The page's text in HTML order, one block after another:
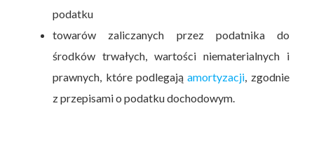
podatku
towarów zaliczanych przez podatnika do
środków trwałych, wartości niematerialnych i
prawnych, które podlegająamortyzacji , zgodnie
z przepisami o podatku dochodowym.